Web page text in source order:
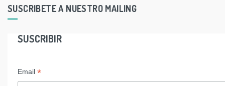
SUSCRIBETE A NUESTRO MAILING
SUSCRIBIR
Email *